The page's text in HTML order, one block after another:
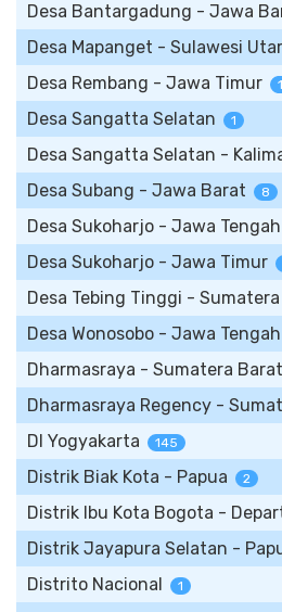
Desa Bantargadung - Jawa
Desa Mapanget - Sulawesi
Desa Rembang - Jawa Timur 1
Desa Sangatta Selatan 1
Desa Sangatta Selatan -
Desa Subang - Jawa Barat 8
Desa Sukoharjo - Jawa Tengah
Desa Sukoharjo - Jawa Timur
Desa Tebing Tinggi -
Desa Wonosobo - Jawa Tengah
Dharmasraya - Sumatera Barat
Dharmasraya Regency -
DI Yogyakarta 145
Distrik Biak Kota - Papua 2
Distrik Ibu Kota Bogota -
Distrik Jayapura Selatan -
Distrito Nacional 1